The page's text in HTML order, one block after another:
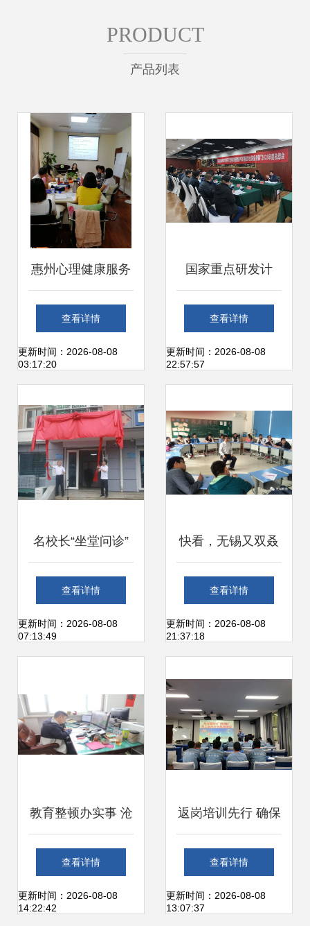
PRODUCT
产品列表
惠州心理健康服务
深度解析 从青少年
叛逆到企业EAP一
查看详情
更新时间：2026-08-08
03:17:20
国家重点研发计
划“肥药精准施用部
件及智能作业装备
度总结会顺利召开
查看详情
更新时间：2026-08-08
22:57:57
名校长“坐堂问诊”
副中心首家教育咨
询社区服务站揭
新篇章
查看详情
更新时间：2026-08-08
07:13:49
快看，无锡又双叒
有3所学校被省教
育厅点赞了！这次
公服务
查看详情
更新时间：2026-08-08
21:37:18
教育整顿办实事 沧
州基层法院砥砺前
行，真抓实干优化
查看详情
更新时间：2026-08-08
14:22:42
返岗培训先行 确保
安全生产
查看详情
更新时间：2026-08-08
13:07:37